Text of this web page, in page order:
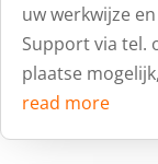
uw werkwijze
Support via tel.
plaatse
read more